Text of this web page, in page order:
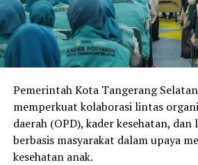
Pemerintah Kota Tangerang
memperkuat kolaborasi lintas
daerah (OPD), kader kesehatan, dan
berbasis masyarakat dalam upaya
kesehatan anak.